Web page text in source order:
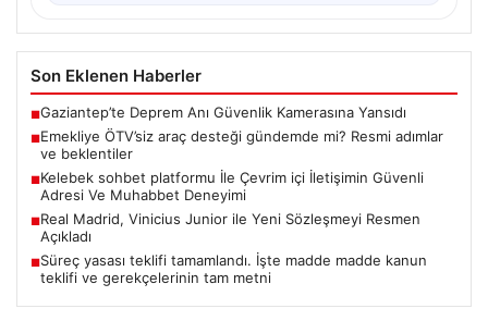
Son Eklenen Haberler
■Gaziantep’te Deprem Anı Güvenlik Kamerasına Yansıdı
■Emekliye ÖTV’siz araç desteği gündemde mi? Resmi adımlar
ve beklentiler
■Kelebek sohbet platformu İle Çevrim içi İletişimin Güvenli
Adresi Ve Muhabbet Deneyimi
■Real Madrid, Vinicius Junior ile Yeni Sözleşmeyi Resmen
Açıkladı
■Süreç yasası teklifi tamamlandı. İşte madde madde kanun
teklifi ve gerekçelerinin tam metni